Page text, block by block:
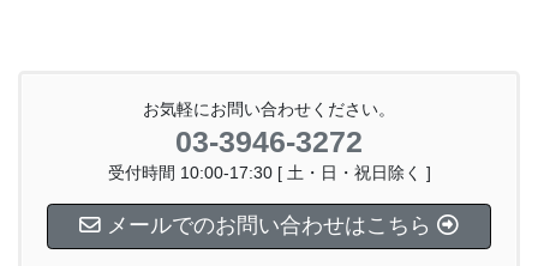
お気軽にお問い合わせください。
03-3946-3272
受付時間 10:00-17:30 [ 土・日・祝日除く ]
メールでのお問い合わせはこちら